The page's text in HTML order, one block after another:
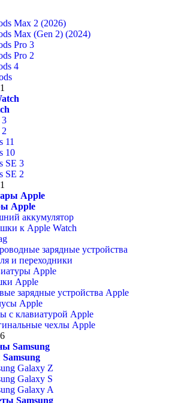
Max 2 (2026)
Max (Gen 2) (2024)
Pro 3
Pro 2
4
3
11
10
SE 3
SE 2
Apple
аккумулятор
к Apple Watch
зарядные устройства
и переходники
Apple
Apple
зарядные устройства Apple
Apple
с клавиатурой Apple
чехлы Apple
Galaxy Z
Galaxy S
Galaxy A